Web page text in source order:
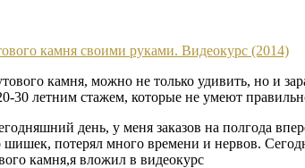
камня, можно не только удивить, но и
30 летним стажем, которые не умеют
день, у меня заказов на полгода
потерял много времени и нервов.
камня,я вложил в видеокурс